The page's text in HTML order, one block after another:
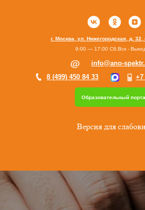
Образовательный
г. Москва, ул. Нижегородская, д. 32,
+7
8 (499) 450 84 33
info@ano-
9:00 — 17:00 Сб,Вск -
Версия для